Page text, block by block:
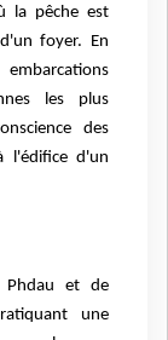
la pêche est
foyer. En
les plus
des
l'édifice d'un
Phdau et de
une